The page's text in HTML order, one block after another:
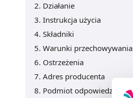
Działanie
Instrukcja użycia
Składniki
Warunki przechowywania
Ostrzeżenia
Adres producenta
Podmiot odpowiedzialny